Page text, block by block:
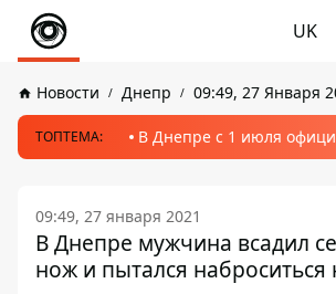
UK
Новости Днепр 09:49, 27 Января
ТОПТЕМА: В Днепре с 1 июля
09:49, 27 января 2021
В Днепре мужчина всадил
нож и пытался наброситься